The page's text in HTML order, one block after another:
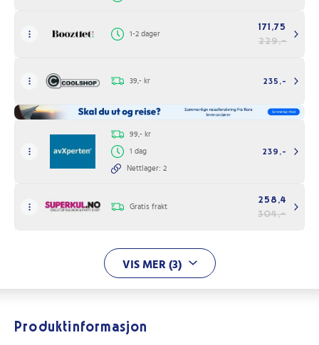
1-2 dager
171,75
229,-
39,- kr 235,-
99,- kr
1 dag
Nettlager: 2
239,-
Gratis frakt
258,4
304,-
VIS MER (3)
Produktinformasjon